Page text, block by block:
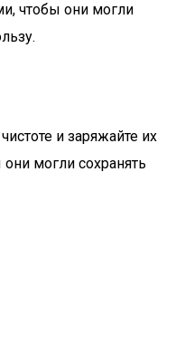
чтобы они могли
и заряжайте их
могли сохранять